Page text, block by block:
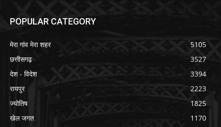
POPULAR CATEGORY
मेरा गांव मेरा शहर
5105
छत्तीसगढ़
3527
देश - विदेश
3394
रायपुर
2223
ज्योतिष
1825
खेल जगत
1170